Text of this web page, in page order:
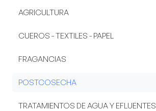
AGRICULTURA
CUEROS - TEXTILES - PAPEL
FRAGANCIAS
POSTCOSECHA
TRATAMIENTOS DE AGUA Y EFLUENTES